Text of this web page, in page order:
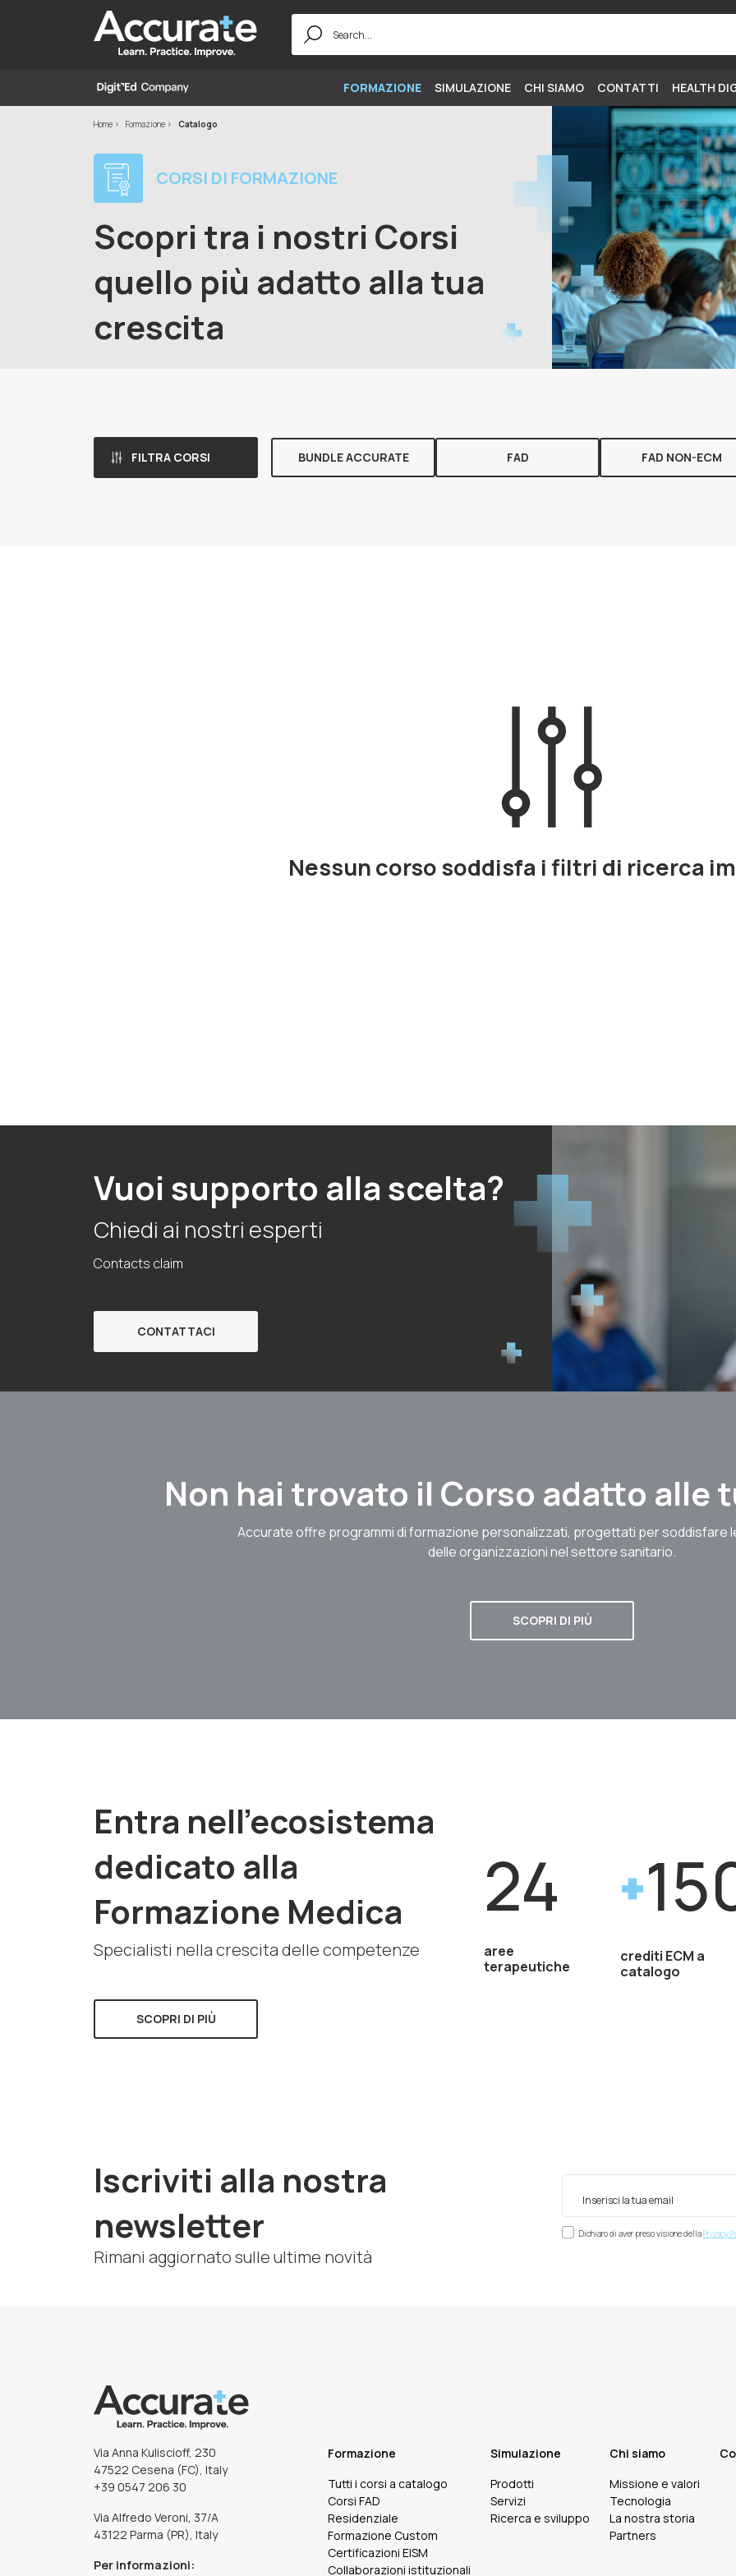
Search
for:
FORMAZIONE SIMULAZIONE CHI SIAMO CONTATTI HEALTH
Home Formazione Catalogo
CORSI DI FORMAZIONE
Scopri tra i nostri Corsi
quello più adatto alla tua
crescita
FILTRA CORSI BUNDLE ACCURATE FAD FAD NON-ECM
Nessun corso soddisfa i filtri di ricerca
Vuoi supporto alla scelta?
Chiedi ai nostri esperti
Contacts claim
CONTATTACI
Non hai trovato il Corso adatto alle
Accurate offre programmi di formazione personalizzati, progettati per soddisfare
delle organizzazioni nel settore sanitario.
SCOPRI DI PIÙ
Entra nell'ecosistema
dedicato alla
Formazione Medica
Specialisti nella crescita delle competenze
SCOPRI DI PIÙ
24
aree
terapeutiche
crediti ECM a
catalogo
Iscriviti alla nostra
newsletter
Rimani aggiornato sulle ultime novità
Dichiaro di aver preso visione dellaPrivacy
Via Anna Kuliscioff, 230
47522 Cesena (FC), Italy
+39 0547 206 30
Via Alfredo Veroni, 37/A
43122 Parma (PR), Italy
Per informazioni:
Formazione
Tutti i corsi a catalogo
Corsi FAD
Residenziale
Formazione Custom
Certificazioni EISM
Collaborazioni istituzionali
Simulazione
Prodotti
Servizi
Ricerca e sviluppo
Chi siamo
Missione e valori
Tecnologia
La nostra storia
Partners